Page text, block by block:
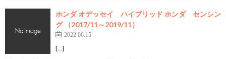
ホンダ オデッセイ ハイブリッド ホンダ センシン
グ （2017/11～2019/11）
2022.06.15
[…]